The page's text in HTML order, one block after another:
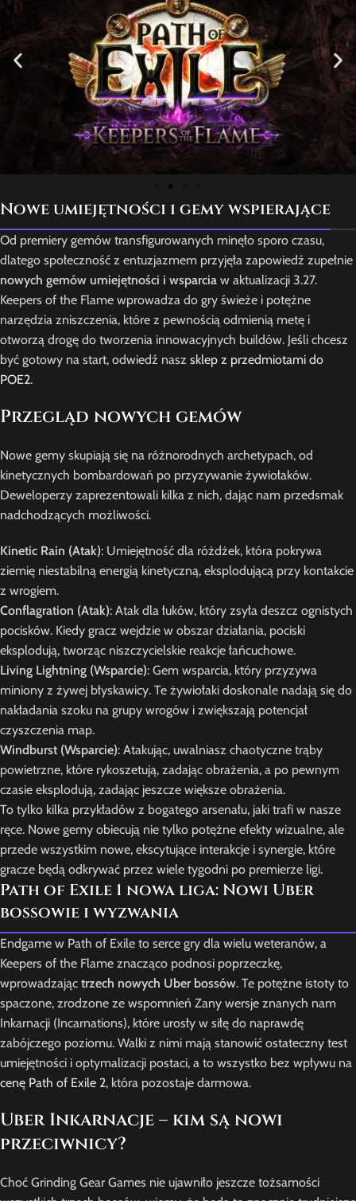
Nowe umiejętności i gemy wspierające
Od premiery gemów transfigurowanych minęło sporo czasu,
dlatego społeczność z entuzjazmem przyjęła zapowiedź zupełnie
nowych gemów umiejętności i wsparcia w aktualizacji 3.27.
Keepers of the Flame wprowadza do gry świeże i potężne
narzędzia zniszczenia, które z pewnością odmienią metę i
otworzą drogę do tworzenia innowacyjnych buildów. Jeśli chcesz
być gotowy na start, odwiedź nasz sklep z przedmiotami do
POE2.
Przegląd nowych gemów
Nowe gemy skupiają się na różnorodnych archetypach, od
kinetycznych bombardowań po przyzywanie żywiołaków.
Deweloperzy zaprezentowali kilka z nich, dając nam przedsmak
nadchodzących możliwości.
Kinetic Rain (Atak): Umiejętność dla różdżek, która pokrywa
ziemię niestabilną energią kinetyczną, eksplodującą przy kontakcie
z wrogiem.
Conflagration (Atak): Atak dla łuków, który zsyła deszcz ognistych
pocisków. Kiedy gracz wejdzie w obszar działania, pociski
eksplodują, tworząc niszczycielskie reakcje łańcuchowe.
Living Lightning (Wsparcie): Gem wsparcia, który przyzywa
miniony z żywej błyskawicy. Te żywiołaki doskonale nadają się do
nakładania szoku na grupy wrogów i zwiększają potencjał
czyszczenia map.
Windburst (Wsparcie): Atakując, uwalniasz chaotyczne trąby
powietrzne, które rykoszetują, zadając obrażenia, a po pewnym
czasie eksplodują, zadając jeszcze większe obrażenia.
To tylko kilka przykładów z bogatego arsenału, jaki trafi w nasze
ręce. Nowe gemy obiecują nie tylko potężne efekty wizualne, ale
przede wszystkim nowe, ekscytujące interakcje i synergie, które
gracze będą odkrywać przez wiele tygodni po premierze ligi.
Path of Exile 1 nowa liga: Nowi Uber
bossowie i wyzwania
Endgame w Path of Exile to serce gry dla wielu weteranów, a
Keepers of the Flame znacząco podnosi poprzeczkę,
wprowadzając trzech nowych Uber bossów. Te potężne istoty to
spaczone, zrodzone ze wspomnień Zany wersje znanych nam
Inkarnacji (Incarnations), które urosły w siłę do naprawdę
zabójczego poziomu. Walki z nimi mają stanowić ostateczny test
umiejętności i optymalizacji postaci, a to wszystko bez wpływu na
cenę Path of Exile 2, która pozostaje darmowa.
Uber Inkarnacje – kim są nowi
przeciwnicy?
Choć Grinding Gear Games nie ujawniło jeszcze tożsamości